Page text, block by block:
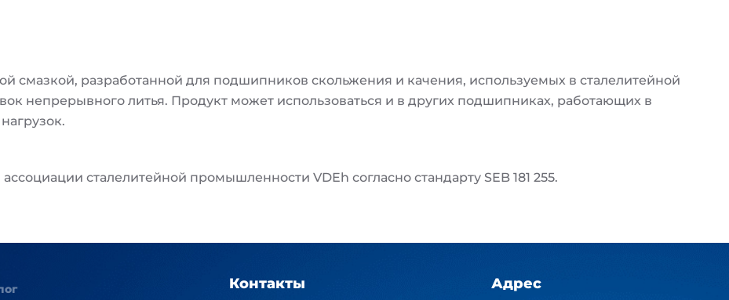
смазкой, разработанной для подшипников скольжения и качения, используемых в сталелитейной
непрерывного литья. Продукт может использоваться и в других подшипниках, работающих в
сталелитейной промышленности VDEh согласно стандарту SEB 181 255.
Контакты Адрес